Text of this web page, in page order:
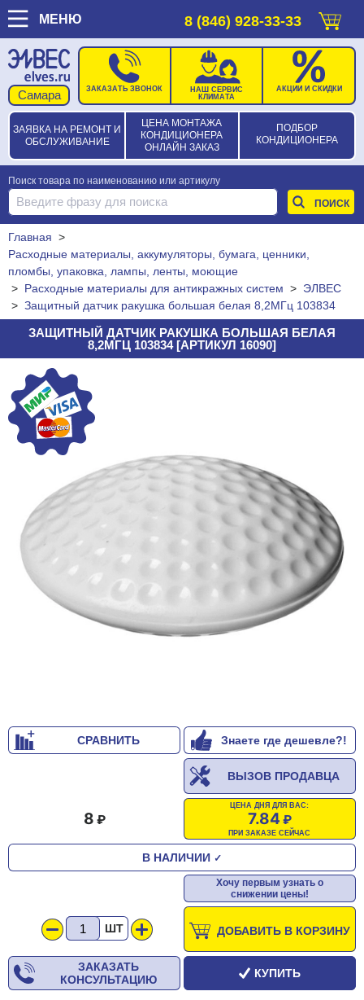
МЕНЮ 8 (846) 928-33-33
ЗАЯВКА НА РЕМОНТ И
ОБСЛУЖИВАНИЕ
ЦЕНА МОНТАЖА
КОНДИЦИОНЕРА
ОНЛАЙН ЗАКАЗ
ПОДБОР
КОНДИЦИОНЕРА
ЗАКАЗАТЬ ЗВОНОК
НАШ СЕРВИС
КЛИМАТА
АКЦИИ И СКИДКИ
Поиск товара по наименованию или артикулу
Главная >
Расходные материалы, аккумуляторы, бумага, ценники,
пломбы, упаковка, лампы, ленты, моющие
> Расходные материалы для антикражных систем > ЭЛВЕС
> Защитный датчик ракушка большая белая 8,2МГц 103834
ЗАЩИТНЫЙ ДАТЧИК РАКУШКА БОЛЬШАЯ БЕЛАЯ
8,2МГЦ 103834 [АРТИКУЛ 16090]
СРАВНИТЬ Знаете где дешевле?!
ВЫЗОВ ПРОДАВЦА
ЦЕНА ДНЯ ДЛЯ ВАС:
7.84
ПРИ ЗАКАЗЕ СЕЙЧАС
8
В НАЛИЧИИ ✓
Хочу первым узнать о
снижении цены!
ШТ ДОБАВИТЬ В КОРЗИНУ
ЗАКАЗАТЬ
КОНСУЛЬТАЦИЮ
КУПИТЬ